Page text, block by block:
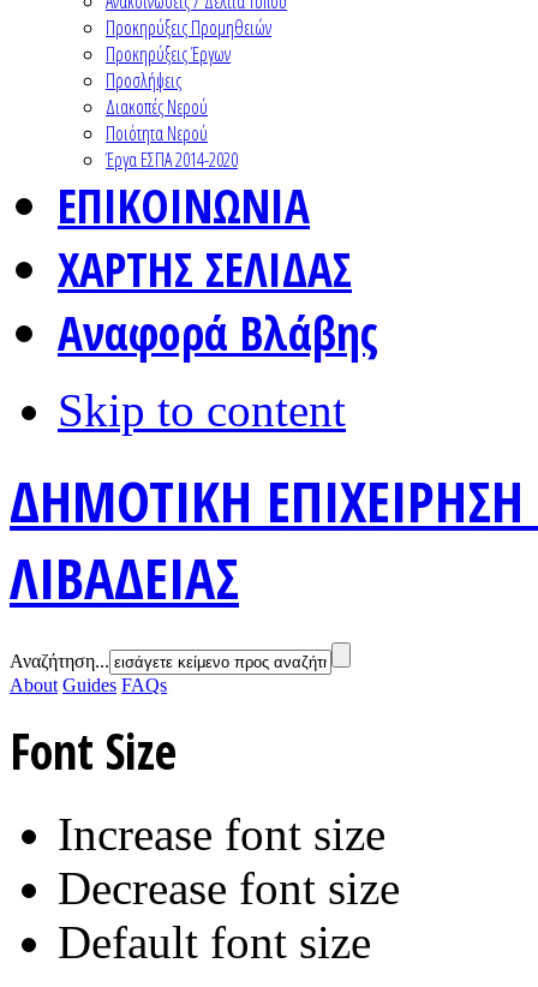
Προκηρύξεις Προμηθειών
Προκηρύξεις Έργων
Προσλήψεις
Διακοπές Νερού
Ποιότητα Νερού
Έργα ΕΣΠΑ 2014-2020
ΕΠΙΚΟΙΝΩΝΙΑ
ΧΑΡΤΗΣ ΣΕΛΙΔΑΣ
Αναφορά Βλάβης
Skip to content
ΔΗΜΟΤΙΚΗ
ΛΙΒΑΔΕΙΑΣ
Αναζήτηση...
About Guides FAQs
Font Size
Increase font size
Decrease font size
Default font size